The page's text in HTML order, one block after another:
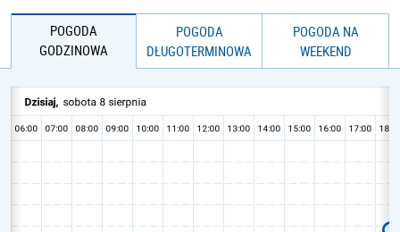
POGODA
GODZINOWA
POGODA
DŁUGOTERMINOWA
POGODA NA
WEEKEND